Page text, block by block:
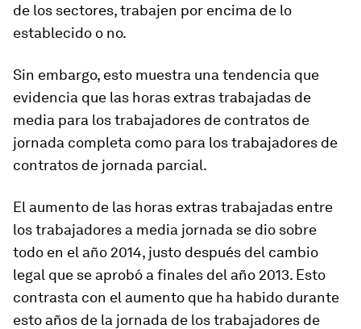
de los sectores, trabajen por encima de lo
establecido o no.
Sin embargo, esto muestra una tendencia que
evidencia que las horas extras trabajadas de
media para los trabajadores de contratos de
jornada completa como para los trabajadores de
contratos de jornada parcial.
El aumento de las horas extras trabajadas entre
los trabajadores a media jornada se dio sobre
todo en el año 2014, justo después del cambio
legal que se aprobó a finales del año 2013. Esto
contrasta con el aumento que ha habido durante
esto años de la jornada de los trabajadores de